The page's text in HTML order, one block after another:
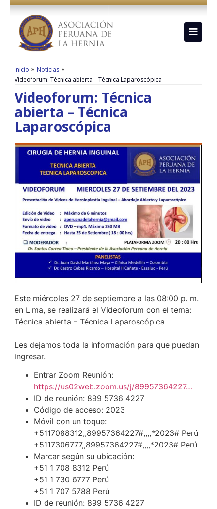
Inicio » Noticias »
Videoforum: Técnica abierta – Técnica Laparoscópica
Videoforum: Técnica
abierta – Técnica
Laparoscópica
Este miércoles 27 de septiembre a las 08:00 p. m.
en Lima, se realizará el Videoforum con el tema:
Técnica abierta – Técnica Laparoscópica.
Les dejamos toda la información para que puedan
ingresar.
Entrar Zoom Reunión:
https://us02web.zoom.us/j/89957364227…
ID de reunión: 899 5736 4227
Código de acceso: 2023
Móvil con un toque:
+5117088312,,89957364227#,,,,*2023# Perú
+5117306777,,89957364227#,,,,*2023# Perú
Marcar según su ubicación:
+51 1 708 8312 Perú
+51 1 730 6777 Perú
+51 1 707 5788 Perú
ID de reunión: 899 5736 4227